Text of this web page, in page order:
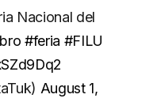
Nacional del
#feria #FILU
August 1,